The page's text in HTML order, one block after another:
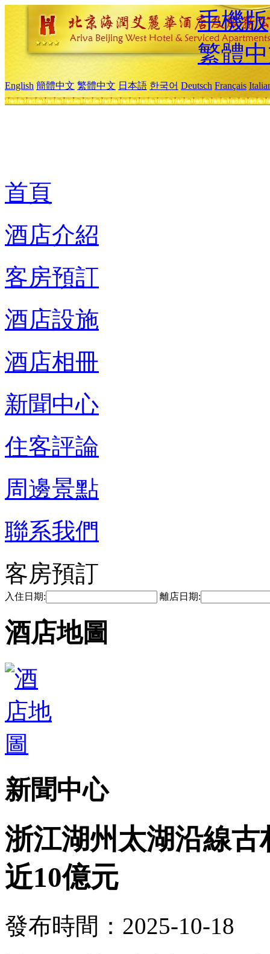
手機版
繁體
English 簡體中文 繁體中文 日本語 한국어 Deutsch Français
首頁
酒店介紹
客房預訂
酒店設施
酒店相冊
新聞中心
住客評論
周邊景點
聯系我們
客房預訂
入住日期: 離店日期:
酒店地圖
新聞中心
浙江湖州太湖沿線
近10億元
發布時間：2025-10-18